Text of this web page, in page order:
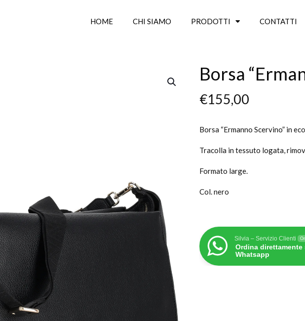
HOME CHI SIAMO PRODOTTI CONTATTI
Borsa
€155,00
Borsa “Ermanno Scervino” in
Tracolla in tessuto logata,
Formato large.
Col. nero
Silvia – Servizio Clienti
Ordina direttamente
Whatsapp